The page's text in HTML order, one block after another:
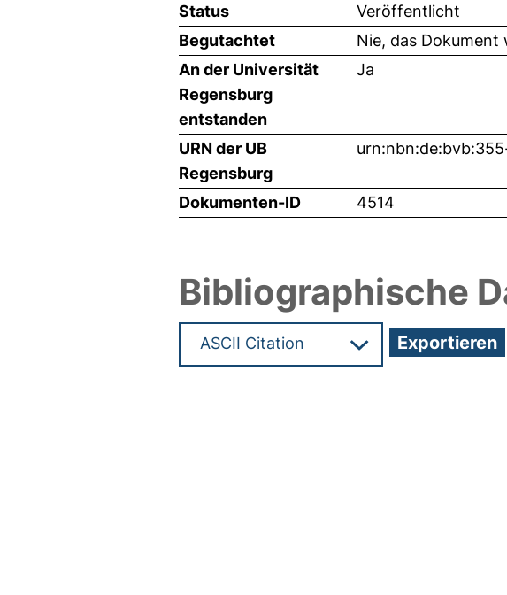
Status
Veröffentlicht
Begutachtet
Nie, das
An der Universität
Regensburg
entstanden
Ja
URN der UB
Regensburg
Dokumenten-ID 4514
Bibliographische